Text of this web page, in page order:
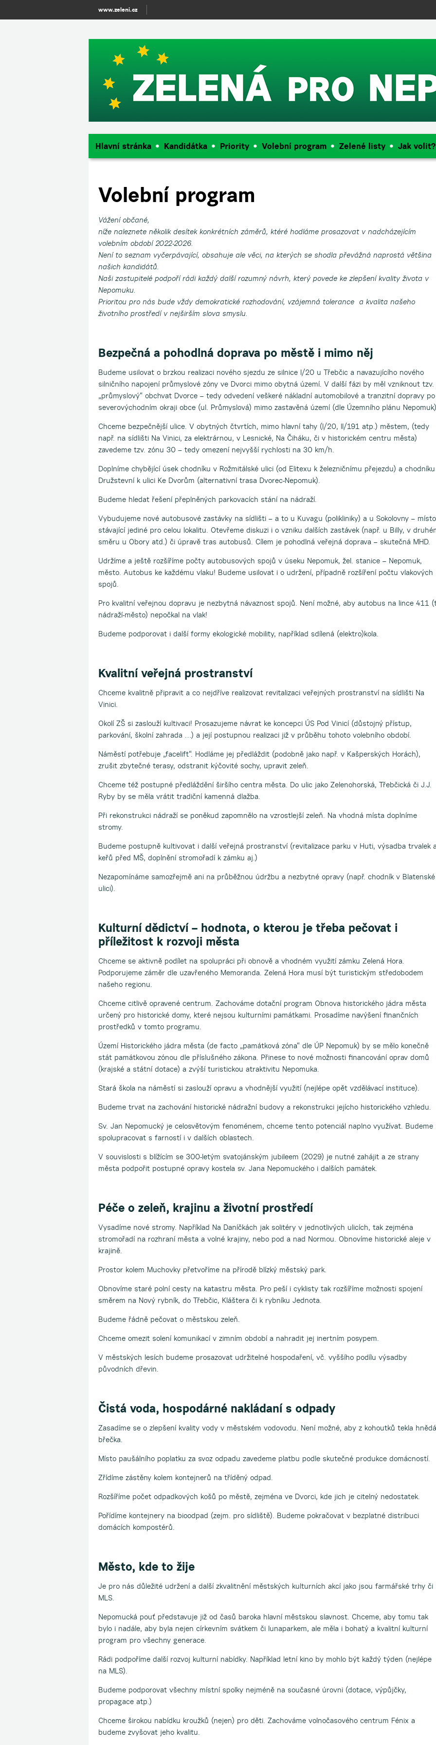
Hlavní stránka Kandidátka Priority Volební program Zelené listy Jak volit?
Volební program
Vážení občané,
níže naleznete několik desítek konkrétních záměrů, ktéré hodláme prosazovat v nadcházejícím
volebním období 2022-2026.
Není to seznam vyčerpávající, obsahuje ale věci, na kterých se shodla převážná naprostá většina
našich kandidátů.
Naši zastupitelé podpoří rádi každý další rozumný návrh, který povede ke zlepšení kvality života v
Nepomuku.
Prioritou pro nás bude vždy demokratické rozhodování, vzájemná tolerance a kvalita našeho
životního prostředí v nejširším slova smyslu.
Bezpečná a pohodlná doprava po městě i mimo něj
Budeme usilovat o brzkou realizaci nového sjezdu ze silnice I/20 u Třebčic a navazujícího nového
silničního napojení průmyslové zóny ve Dvorci mimo obytná území. V další fázi by měl vzniknout tzv.
„průmyslový“ obchvat Dvorce – tedy odvedení veškeré nákladní automobilové a tranzitní dopravy po
severovýchodním okraji obce (ul. Průmyslová) mimo zastavěná území (dle Územního plánu
Chceme bezpečnější ulice. V obytných čtvrtích, mimo hlavní tahy (I/20, II/191 atp.) městem, (tedy
např. na sídlišti Na Vinici, za elektrárnou, v Lesnické, Na Čiháku, či v historickém centru města)
zavedeme tzv. zónu 30 – tedy omezení nejvyšší rychlosti na 30 km/h.
Doplníme chybějící úsek chodníku v Rožmitálské ulici (od Elitexu k železničnímu přejezdu) a
Družstevní k ulici Ke Dvorům (alternativní trasa Dvorec-Nepomuk).
Budeme hledat řešení přeplněných parkovacích stání na nádraží.
Vybudujeme nové autobusové zastávky na sídlišti – a to u Kuvagu (polikliniky) a u Sokolovny – místo
stávající jediné pro celou lokalitu. Otevřeme diskuzi i o vzniku dalších zastávek (např. u Billy, v
směru u Obory atd.) či úpravě tras autobusů. Cílem je pohodlná veřejná doprava – skutečná MHD.
Udržíme a ještě rozšíříme počty autobusových spojů v úseku Nepomuk, žel. stanice – Nepomuk,
město. Autobus ke každému vlaku! Budeme usilovat i o udržení, případně rozšíření počtu vlakových
spojů.
Pro kvalitní veřejnou dopravu je nezbytná návaznost spojů. Není možné, aby autobus na lince 411
nádraží-město) nepočkal na vlak!
Budeme podporovat i další formy ekologické mobility, například sdílená (elektro)kola.
Kvalitní veřejná prostranství
Chceme kvalitně připravit a co nejdříve realizovat revitalizaci veřejných prostranství na sídlišti Na
Vinici.
Okolí ZŠ si zaslouží kultivaci! Prosazujeme návrat ke koncepci ÚS Pod Vinicí (důstojný přístup,
parkování, školní zahrada …) a její postupnou realizaci již v průběhu tohoto volebního období.
Náměstí potřebuje „facelift“. Hodláme jej předláždit (podobně jako např. v Kašperských Horách),
zrušit zbytečné terasy, odstranit kýčovité sochy, upravit zeleň.
Chceme též postupné předláždění širšího centra města. Do ulic jako Zelenohorská, Třebčická či J.J.
Ryby by se měla vrátit tradiční kamenná dlažba.
Při rekonstrukci nádraží se poněkud zapomnělo na vzrostlejší zeleň. Na vhodná místa doplníme
stromy.
Budeme postupně kultivovat i další veřejná prostranství (revitalizace parku v Huti, výsadba trvalek
keřů před MŠ, doplnění stromořadí k zámku aj.)
Nezapomínáme samozřejmě ani na průběžnou údržbu a nezbytné opravy (např. chodník v Blatenské
ulici).
Kulturní dědictví – hodnota, o kterou je třeba pečovat i
příležitost k rozvoji města
Chceme se aktivně podílet na spolupráci při obnově a vhodném využití zámku Zelená Hora.
Podporujeme záměr dle uzavřeného Memoranda. Zelená Hora musí být turistickým středobodem
našeho regionu.
Chceme citlivě opravené centrum. Zachováme dotační program Obnova historického jádra města
určený pro historické domy, které nejsou kulturními památkami. Prosadíme navýšení finančních
prostředků v tomto programu.
Území Historického jádra města (de facto „památková zóna“ dle ÚP Nepomuk) by se mělo konečně
stát památkovou zónou dle příslušného zákona. Přinese to nové možnosti financování oprav domů
(krajské a státní dotace) a zvýší turistickou atraktivitu Nepomuka.
Stará škola na náměstí si zaslouží opravu a vhodnější využití (nejlépe opět vzdělávací instituce).
Budeme trvat na zachování historické nádražní budovy a rekonstrukci jejícho historického vzhledu.
Sv. Jan Nepomucký je celosvětovým fenoménem, chceme tento potenciál naplno využívat. Budeme
spolupracovat s farností i v dalších oblastech.
V souvislosti s blížícím se 300-letým svatojánským jubileem (2029) je nutné zahájit a ze strany
města podpořit postupné opravy kostela sv. Jana Nepomuckého i dalších památek.
Péče o zeleň, krajinu a životní prostředí
Vysadíme nové stromy. Například Na Daníčkách jak solitéry v jednotlivých ulicích, tak zejména
stromořadí na rozhraní města a volné krajiny, nebo pod a nad Normou. Obnovíme historické aleje v
krajině.
Prostor kolem Muchovky přetvoříme na přírodě blízký městský park.
Obnovíme staré polní cesty na katastru města. Pro peší i cyklisty tak rozšíříme možnosti spojení
směrem na Nový rybník, do Třebčic, Kláštera či k rybníku Jednota.
Budeme řádně pečovat o městskou zeleň.
Chceme omezit solení komunikací v zimním období a nahradit jej inertním posypem.
V městských lesích budeme prosazovat udržitelné hospodaření, vč. vyššího podílu výsadby
původních dřevin.
Čistá voda, hospodárné nakládaní s odpady
Zasadíme se o zlepšení kvality vody v městském vodovodu. Není možné, aby z kohoutků tekla hnědá
břečka.
Místo paušálního poplatku za svoz odpadu zavedeme platbu podle skutečné produkce domácností.
Zřídíme zástěny kolem kontejnerů na tříděný odpad.
Rozšíříme počet odpadkových košů po městě, zejména ve Dvorci, kde jich je citelný nedostatek.
Pořídíme kontejnery na bioodpad (zejm. pro sídliště). Budeme pokračovat v bezplatné distribuci
domácích kompostérů.
Město, kde to žije
Je pro nás důležité udržení a další zkvalitnění městských kulturních akcí jako jsou farmářské trhy či
MLS.
Nepomucká pouť představuje již od časů baroka hlavní městskou slavnost. Chceme, aby tomu tak
bylo i nadále, aby byla nejen církevním svátkem či lunaparkem, ale měla i bohatý a kvalitní kulturní
program pro všechny generace.
Rádi podpoříme další rozvoj kulturní nabídky. Například letní kino by mohlo být každý týden (nejlépe
na MLS).
Budeme podporovat všechny místní spolky nejméně na současné úrovni (dotace, výpůjčky,
propagace atp.)
Chceme širokou nabídku kroužků (nejen) pro děti. Zachováme volnočasového centrum Fénix a
budeme zvyšovat jeho kvalitu.
www.zeleni.cz